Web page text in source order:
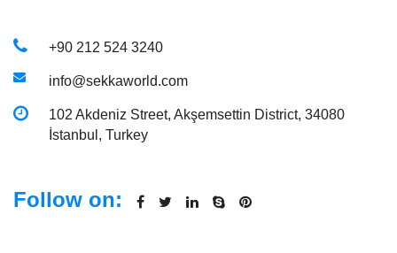
+90 212 524 3240
info@sekkaworld.com
102 Akdeniz Street, Akşemsettin District, 34080
İstanbul, Turkey
Follow on: